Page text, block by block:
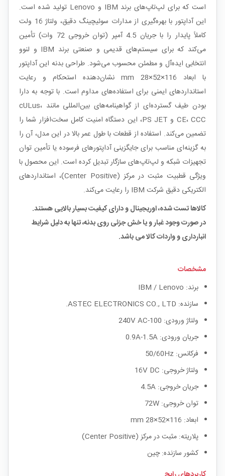
است که برای لپ‌تاپ‌های برند IBM و Lenovo تولید شده است.
این آداپتور با بهره‌گیری از مدارات سوئیچینگ دقیق، ولتاژ 16 ولت
کاملاً پایدار را با جریان 4.5 آمپر (توان خروجی 72 وات) تأمین
می‌کند که برای سیستم‌های قدیمی و صنعتی برند IBM و لنوو
انتخابی ایده‌آل و مطمئن محسوب می‌شود. طراحی بدنه این آداپتور
با ابعاد 116×52×28 mm نشان‌دهنده استحکام و رعایت
استانداردهای ایمنی برای استفاده‌های مداوم است. با توجه به دارا
بودن طیف گسترده‌ای از گواهینامه‌های بین‌المللی مانند cULus،
CE، CCC و PS JET، این دستگاه امنیت کامل سخت‌افزار شما را
تضمین می‌کند. استفاده از قطعات با طول عمر بالا در این مدل، آن را
به گزینه‌ای مناسب برای جایگزینی آداپتورهای فرسوده یا تأمین توان
تجهیزات شبکه و لپ‌تاپ‌های سازگار تبدیل کرده است. این محصول با
ویژگی قطبیت مثبت در مرکز (Center Positive)، استانداردهای
الکتریکی دقیق شرکت IBM را رعایت می‌کند.
کالاها تست شده، اوریجینال و دارای کیفیت بسیار بالایی هستند.
در صورت وجود غبار و یا خش جزئی روی بدنه، تنها به دلیل شرایط
انبارداری و واردات کالا می باشد.
مشخصات
برند: IBM / Lenovo
سازنده: ASTEC ELECTRONICS CO., LTD.
ولتاژ ورودی: 100-240V AC
جریان ورودی: 0.9A-1.5A
فرکانس: 50/60Hz
ولتاژ خروجی: 16V DC
جریان خروجی: 4.5A
توان خروجی: 72W
ابعاد: 116×52×28 mm
پلاریته: مثبت در مرکز (Center Positive)
کشور سازنده: چین